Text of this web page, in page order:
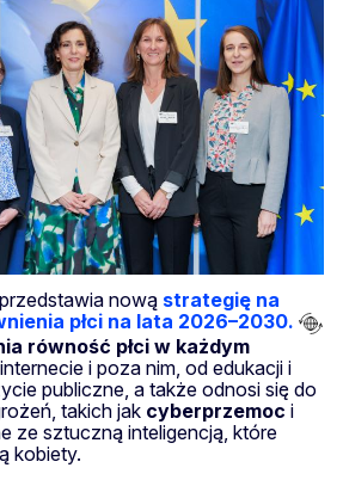
nową strategię na
płci na lata 2026–2030.
równość płci w każdym
i poza nim, od edukacji i
publiczne, a także odnosi się do
takich jak cyberprzemoc i
ze sztuczną inteligencją, które
kobiety.